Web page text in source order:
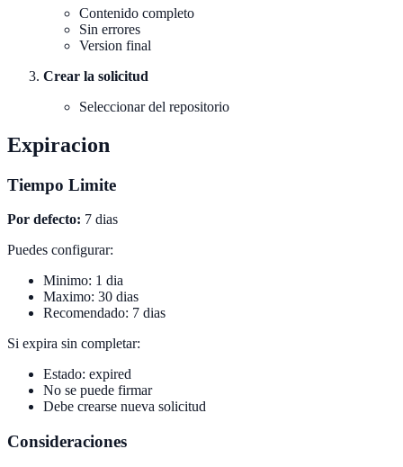
Contenido completo
Sin errores
Version final
Crear la solicitud
Seleccionar del repositorio
Expiracion
Tiempo Limite
Por defecto: 7 dias
Puedes configurar:
Minimo: 1 dia
Maximo: 30 dias
Recomendado: 7 dias
Si expira sin completar:
Estado: expired
No se puede firmar
Debe crearse nueva solicitud
Consideraciones